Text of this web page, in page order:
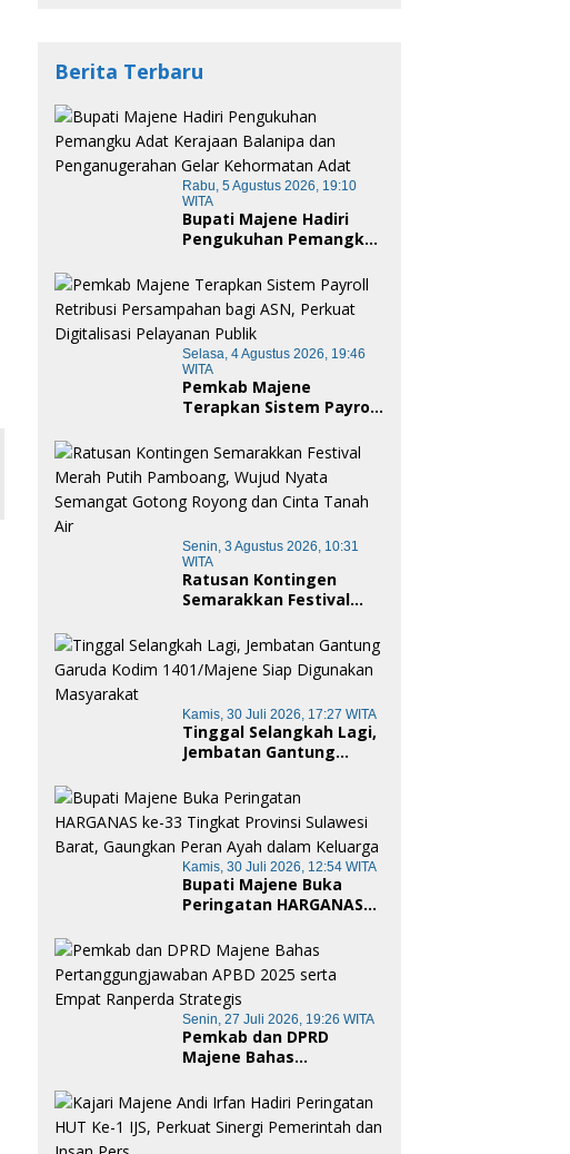
Berita Terbaru
Rabu, 5 Agustus 2026, 19:10
WITA
Bupati Majene Hadiri
Pengukuhan Pemangku
dan Penganugerahan
Gelar Kehormatan Adat
Selasa, 4 Agustus 2026, 19:46
WITA
Pemkab Majene
Terapkan Sistem Payroll
bagi ASN, Perkuat
Digitalisasi Pelayanan
Publik
Senin, 3 Agustus 2026, 10:31
WITA
Ratusan Kontingen
Semarakkan Festival
Wujud Nyata Semangat
Gotong Royong dan
Cinta Tanah Air
Kamis, 30 Juli 2026, 17:27 WITA
Tinggal Selangkah Lagi,
Jembatan Gantung
1401/Majene Siap
Digunakan Masyarakat
Kamis, 30 Juli 2026, 12:54 WITA
Bupati Majene Buka
Peringatan HARGANAS
Sulawesi Barat,
Gaungkan Peran Ayah
dalam Keluarga
Senin, 27 Juli 2026, 19:26 WITA
Pemkab dan DPRD
Majene Bahas
APBD 2025 serta Empat
Ranperda Strategis